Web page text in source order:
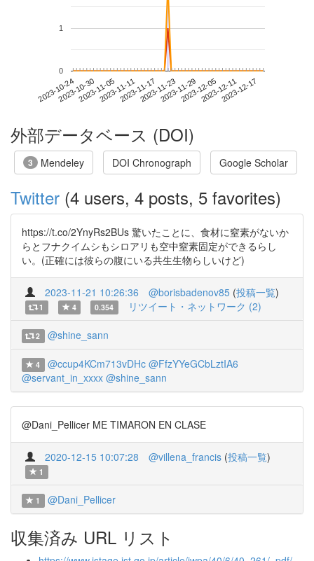
2023-10-242023-10-302023-11-052023-11-112023-11-172023-11-232023-11-292023-12-052023-12-112023-12-17
0
1
外部データベース (DOI)
3 Mendeley DOI Chronograph Google Scholar
Twitter (4 users, 4 posts, 5 favorites)
https://t.co/2YnyRs2BUs 驚いたことに、食材に窒素がないか
らとフナクイムシもシロアリも空中窒素固定ができるらし
い。(正確には彼らの腹にいる共生生物らしいけど)
2023-11-21 10:26:36 @borisbadenov85 (投稿一覧)
1 4 0.354 リツイート・ネットワーク (2)
2 @shine_sann
4 @ccup4KCm713vDHc @FfzYYeGCbLztIA6
@servant_in_xxxx @shine_sann
@Dani_Pellicer ME TIMARON EN CLASE
2020-12-15 10:07:28 @villena_francis (投稿一覧)
1
1 @Dani_Pellicer
収集済み URL リスト